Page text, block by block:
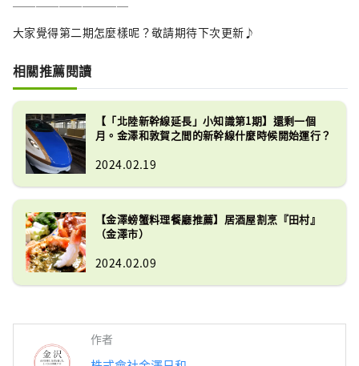
大家覺得第二期怎麼樣呢？敬請期待下次更新♪
相關推薦閱讀
【「北陸新幹線延長」小知識第1期】還剩一個
月。金澤和敦賀之間的新幹線什麼時候開始運行？
2024.02.19
【金澤螃蟹料理餐廳推薦】居酒屋割烹『田村』
（金澤市）
2024.02.09
作者